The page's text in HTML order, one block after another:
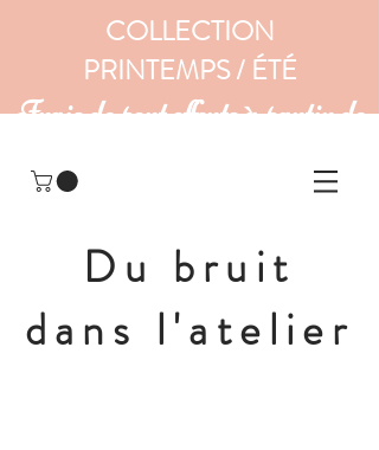
COLLECTION
PRINTEMPS / ÉTÉ
Frais de port offerts à partir de
Du bruit
dans l'atelier